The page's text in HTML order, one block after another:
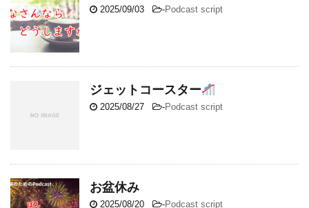
2025/09/03 -Podcast script
ジェットコースター
2025/08/27 -Podcast script
お盆休み
2025/08/20 -Podcast script